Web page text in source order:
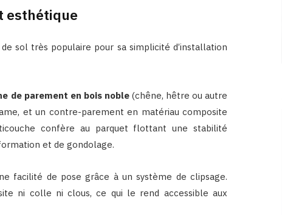
esthétique
sol très populaire pour sa simplicité d’installation
de parement en bois noble(chêne, hêtre ou autre
et un contre-parement en matériau composite
confère au parquet flottant une stabilité
et de gondolage.
facilité de pose grâce à un système de clipsage.
ni colle ni clous, ce qui le rend accessible aux